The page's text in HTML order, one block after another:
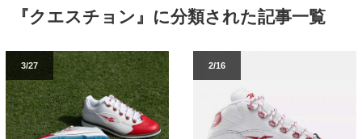
『クエスチョン』に分類された記事一覧
3/27 2/16